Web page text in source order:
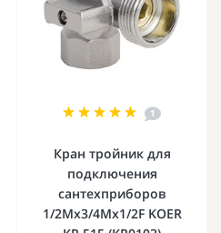
1
Кран тройник для
подключения
сантехприборов
1/2Mx3/4Mx1/2F KOER